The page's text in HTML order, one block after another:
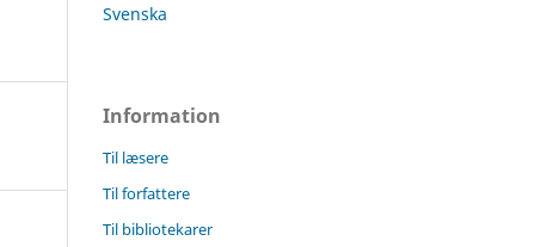
Svenska
Information
Til læsere
Til forfattere
Til bibliotekarer